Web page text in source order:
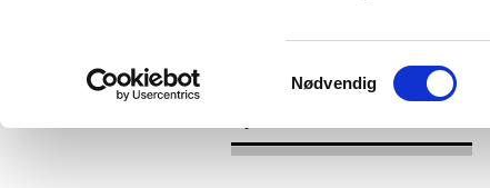
Samtykkevalg
Nødvendig